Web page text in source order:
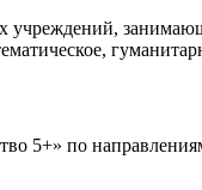
учреждений,
5+» по